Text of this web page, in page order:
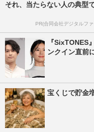
それ、当たらない人の典型
PR(合同会社デジタルフ
『SixTONES
ンクイン直前
宝くじで貯金